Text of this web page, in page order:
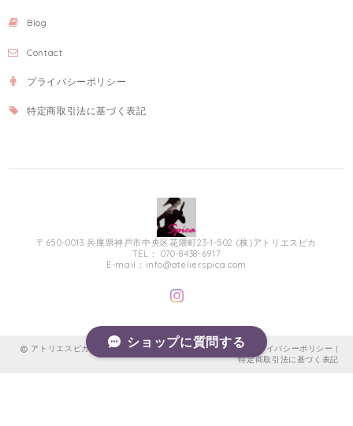
Blog
Contact
プライバシーポリシー
特定商取引法に基づく表記
〒650-0013 兵庫県神戸市中央区花隈町23-1-502 (株)アトリエスピカ
TEL： 070-8438-6917
E-mail： info@atelierspica.com
アトリエスピカ本店～フランス教会のメダイ＆ロザリオ | プライバシーポリシー |
特定商取引法に基づく表記
ショップに質問する